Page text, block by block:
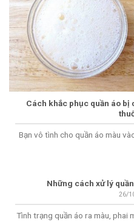
Cách khắc phục quần áo
Bạn vô tình cho quần áo màu
Những cách xử lý
26/
Tình trạng quần áo ra màu, phai